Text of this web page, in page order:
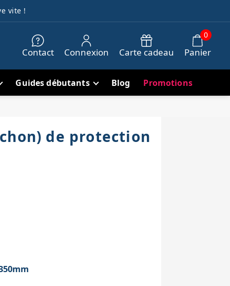
vite !
Contact Connexion Carte cadeau Panier
0
Guides débutants Blog Promotions
de protection